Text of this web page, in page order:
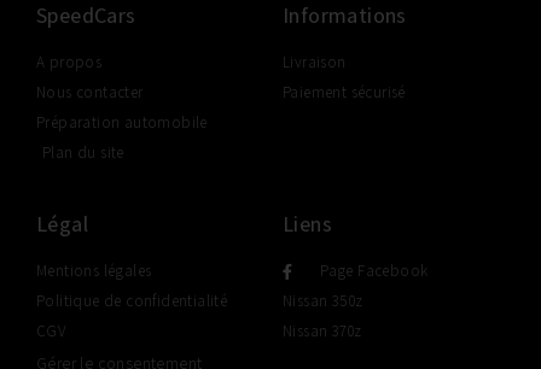
SpeedCars
A propos
Nous contacter
Préparation automobile
Plan du site
Informations
Livraison
Paiement sécurisé
Légal
Mentions légales
Politique de confidentialité
CGV
Gérer le consentement
Liens
Page Facebook
Nissan 350z
Nissan 370z